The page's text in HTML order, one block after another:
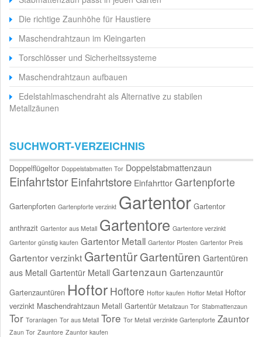
Die richtige Zaunhöhe für Haustiere
Maschendrahtzaun im Kleingarten
Torschlösser und Sicherheitssysteme
Maschendrahtzaun aufbauen
Edelstahlmaschendraht als Alternative zu stabilen
Metallzäunen
SUCHWORT-VERZEICHNIS
Doppelflügeltor Doppelstabmatten Tor Doppelstabmattenzaun
EinfahrtstorEinfahrtstore Einfahrttor Gartenpforte
Gartenpforten Gartenpforte verzinkt Gartentor Gartentor
anthrazit Gartentor aus Metall Gartentore Gartentore verzinkt
Gartentor günstig kaufen Gartentor Metall Gartentor Pfosten Gartentor Preis
Gartentor verzinkt GartentürGartentüren Gartentüren
aus Metall Gartentür Metall Gartenzaun Gartenzauntür
Gartenzauntüren Hoftor Hoftore Hoftor kaufen Hoftor Metall Hoftor
verzinkt Maschendrahtzaun Metall Gartentür Metallzaun Tor Stabmattenzaun
Tor Toranlagen Tor aus Metall Tore Tor Metall verzinkte Gartenpforte Zauntor
Zaun Tor Zauntore Zauntor kaufen